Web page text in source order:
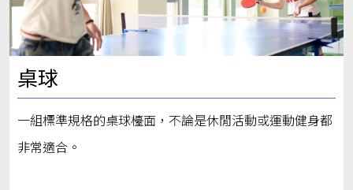
桌球
一組標準規格的桌球檯面，不論是休閒活動或運動健身都
非常適合。